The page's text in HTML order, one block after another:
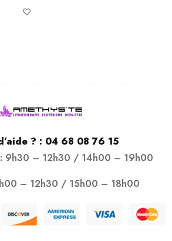
? : 04 68 08 76 15
: 9h30 – 12h30 / 14h00 – 19h00
– 12h30 / 15h00 – 18h00